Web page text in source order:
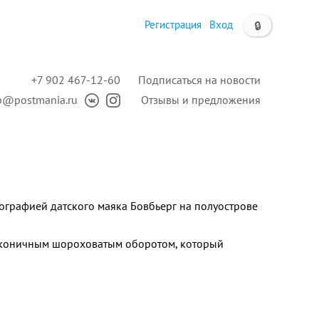
🔒
Регистрация Вход
Подписаться на новости
Отзывы и предложения
+7 902 467-12-60
датского маяка Бовбьерг на полуострове
шороховатым оборотом, который